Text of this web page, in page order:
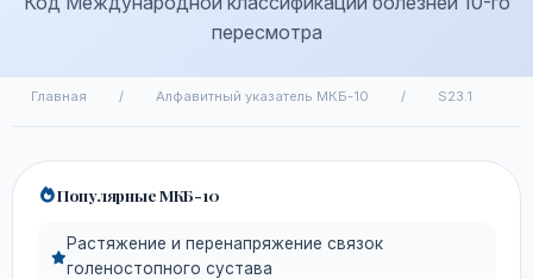
пересмотра
Главная / Алфавитный указатель МКБ-10 / S23.1
Популярные МКБ-10
Растяжение и перенапряжение связок
голеностопного сустава